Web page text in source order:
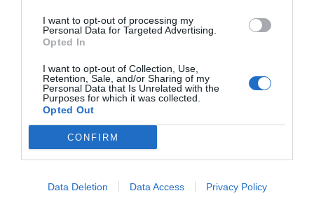
I want to opt-out of processing my
Personal Data for Targeted Advertising.
Opted In
I want to opt-out of Collection, Use,
Retention, Sale, and/or Sharing of my
Personal Data that Is Unrelated with the
Purposes for which it was collected.
Opted Out
CONFIRM
Data Deletion Data Access Privacy Policy